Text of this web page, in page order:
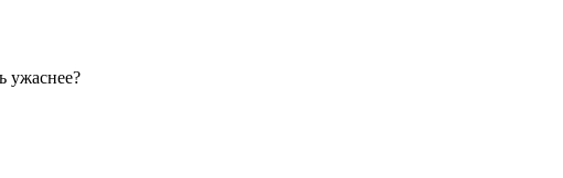
ужаснее?